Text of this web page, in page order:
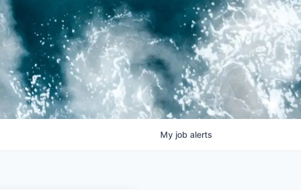
My job alerts